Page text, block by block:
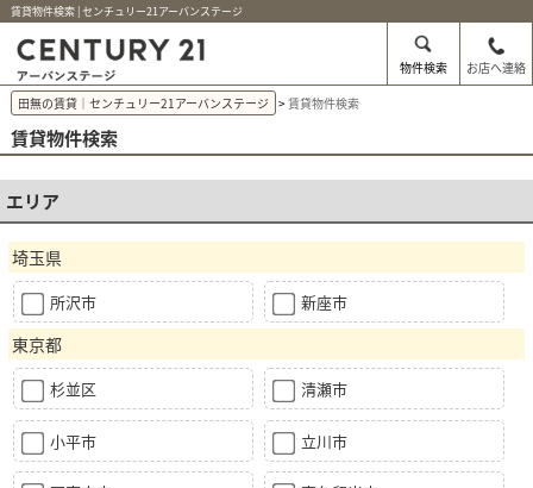
賃貸物件検索 | センチュリー21アーバンステージ
物件検索
お店へ連絡
田無の賃貸｜センチュリー21アーバンステージ
賃貸物件検索
賃貸物件検索
エリア
埼玉県
所沢市 新座市
東京都
杉並区 清瀬市
小平市 立川市